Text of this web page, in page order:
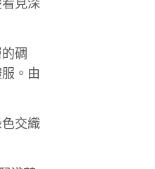
見深
碉
。由
交織